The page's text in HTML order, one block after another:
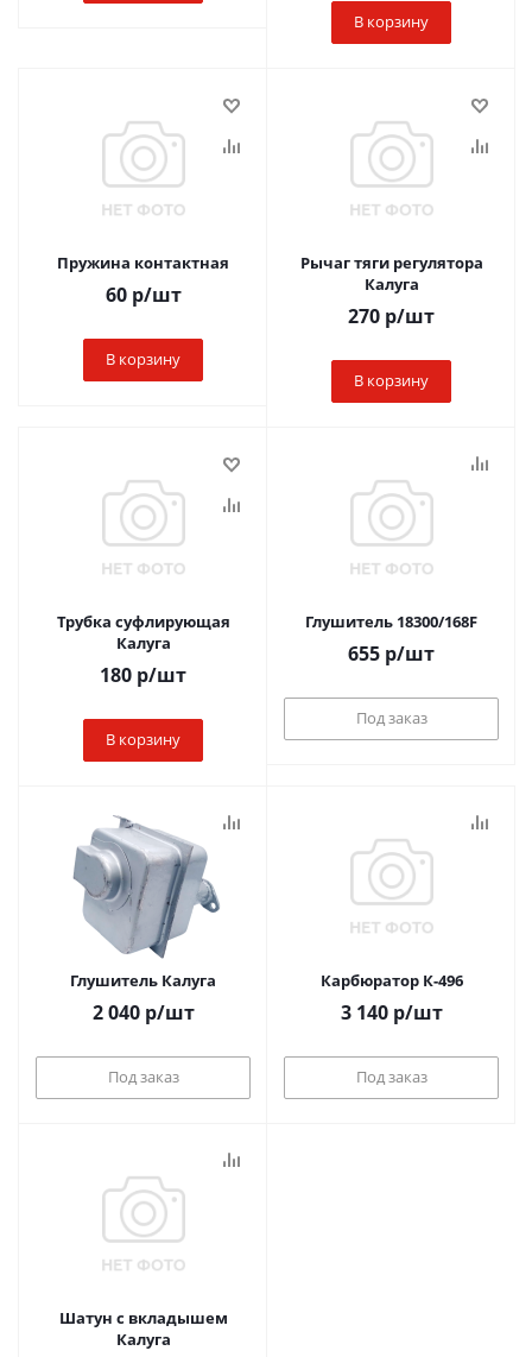
В корзину
Пружина контактная
60р/шт
В корзину
Рычаг тяги регулятора
Калуга
270 р/шт
В корзину
Трубка суфлирующая
Калуга
180 р/шт
В корзину
Глушитель 18300/168F
655 р/шт
Под заказ
Глушитель Калуга
2 040р/шт
Под заказ
Карбюратор К-496
3 140р/шт
Под заказ
Шатун с вкладышем
Калуга